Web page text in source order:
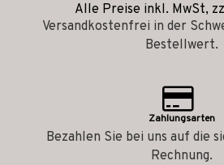
Alle Preise inkl. MwSt,
Versandkostenfrei in der
Bestellwert.
Zahlungsarten
Bezahlen Sie bei uns auf die
Rechnung.